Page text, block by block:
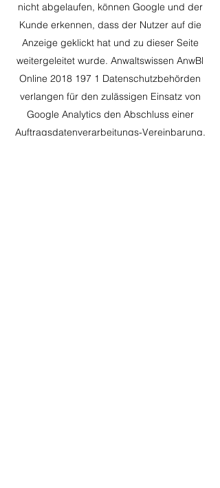
nicht abgelaufen, können Google und der
Kunde erkennen, dass der Nutzer auf die
Anzeige geklickt hat und zu dieser Seite
weitergeleitet wurde. Anwaltswissen AnwBl
Online 2018 197 1 Datenschutzbehörden
verlangen für den zulässigen Einsatz von
Google Analytics den Abschluss einer
Auftragsdatenverarbeitungs-Vereinbarung.